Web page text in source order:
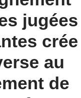
jugées
au
de